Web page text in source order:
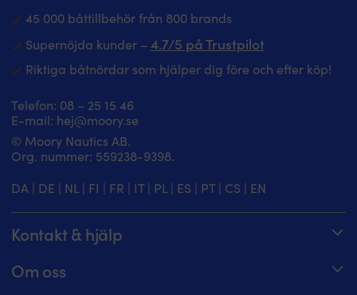
45 000 båttillbehör från 800 brands
Supernöjda kunder – 4.7/5 på Trustpilot
Riktiga båtnördar som hjälper dig före och efter köp!
Telefon: 08 – 25 15 46
E-mail: hej@moory.se
© Moory Nautics AB.
Org. nummer: 5‍59238-9398.
DA | DE | NL| FI | FR | IT| PL| ES | PT| CS | EN
Kontakt & hjälp
Om oss